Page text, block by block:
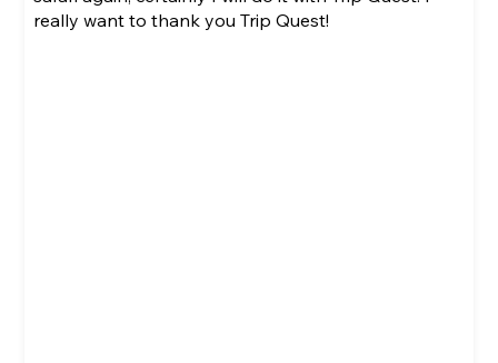
really want to thank you Trip Quest!